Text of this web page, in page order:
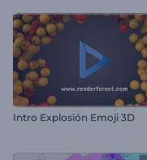
Intro Explosión Emoji 3D